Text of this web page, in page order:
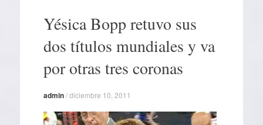
contenidoYésica Bopp retuvo sus
dos títulos mundiales y va
por otras tres coronas
admin/diciembre 10, 2011